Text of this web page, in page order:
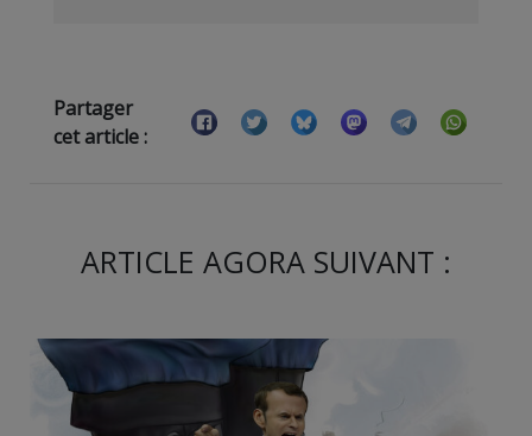
Partager
cet article :
ARTICLE AGORA SUIVANT :